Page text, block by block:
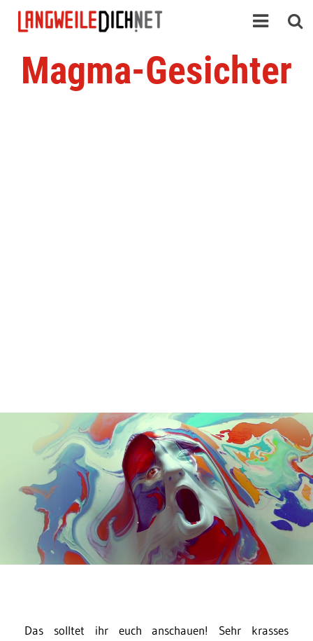
Magma-Gesichter
Das solltet ihr euch anschauen! Sehr krasses